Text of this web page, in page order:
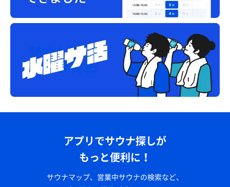
アプリでサウナ探しが
もっと便利に！
サウナマップ、営業中サウナの検索など、